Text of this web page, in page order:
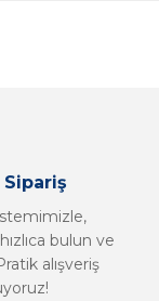
Sipariş
bulun ve
alışveriş